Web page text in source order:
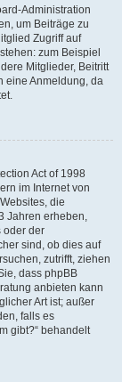
Administration
um Beiträge zu
Zugriff auf
zum Beispiel
Mitglieder, Beitritt
eine Anmeldung, da
Act of 1998
im Internet von
die
Jahren erheben,
oder der
sind, ob dies auf
zutrifft, ziehen
dass phpBB
anbieten kann
Art ist; außer
falls es
gibt?“ behandelt